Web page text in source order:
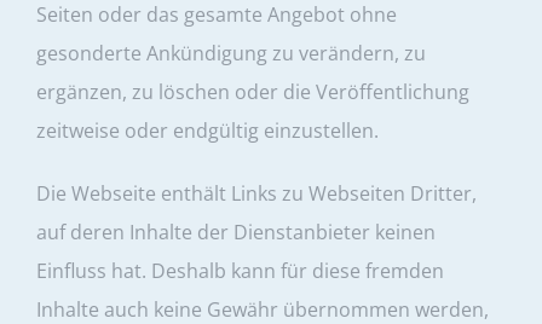
Seiten oder das gesamte Angebot ohne
gesonderte Ankündigung zu verändern, zu
ergänzen, zu löschen oder die Veröffentlichung
zeitweise oder endgültig einzustellen.
Die Webseite enthält Links zu Webseiten Dritter,
auf deren Inhalte der Dienstanbieter keinen
Einfluss hat. Deshalb kann für diese fremden
Inhalte auch keine Gewähr übernommen werden,